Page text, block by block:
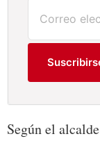
Según el